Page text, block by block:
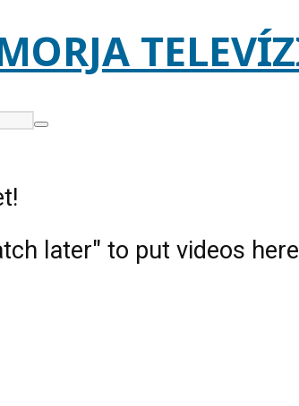
later" to put videos here